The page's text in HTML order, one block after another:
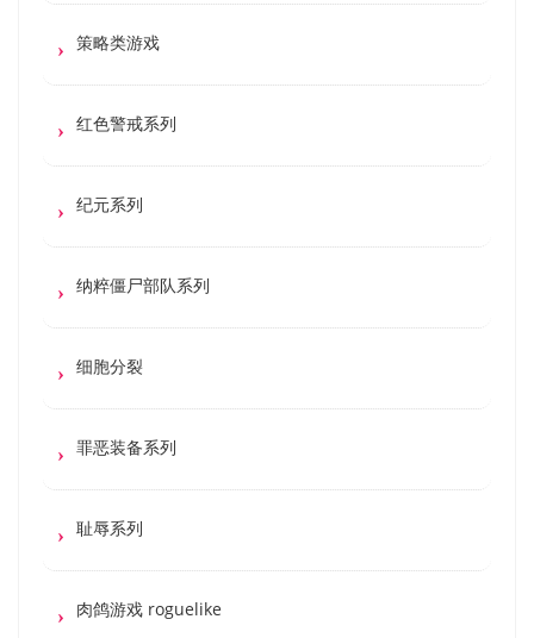
策略类游戏
红色警戒系列
纪元系列
纳粹僵尸部队系列
细胞分裂
罪恶装备系列
耻辱系列
肉鸽游戏 roguelike